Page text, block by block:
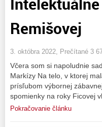
Remišovej
3. októbra 2022, Prečítané 3
Včera som si napoludnie
Markízy Na telo, v ktorej
prísľubom výbornej
spomienky na roky Ficovej
Pokračovanie článku